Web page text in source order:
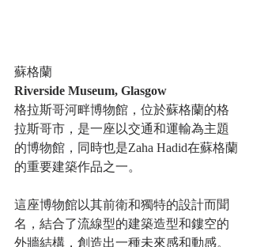
蘇格蘭
Riverside Museum, Glasgow
格拉斯哥河畔博物館，位於蘇格蘭的格
拉斯哥市，是一座以交通和運輸為主題
的博物館，同時也是Zaha Hadid在蘇格蘭
的重要建築作品之一。
這座博物館以其前衛和獨特的設計而聞
名，結合了流線型的建築造型和鏤空的
外牆結構，創造出一種未來感和動感。